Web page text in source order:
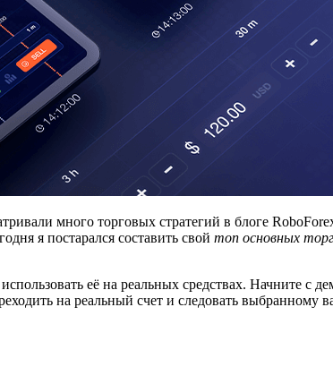
много торговых стратегий в блоге
я постарался составить свой топ основных
её на реальных средствах. Начните с
на реальный счет и следовать выбранному